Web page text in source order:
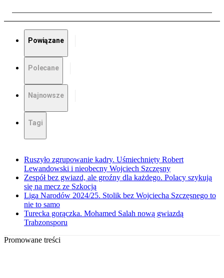
Powiązane
Polecane
Najnowsze
Tagi
Ruszyło zgrupowanie kadry. Uśmiechnięty Robert
Lewandowski i nieobecny Wojciech Szczęsny
Zespół bez gwiazd, ale groźny dla każdego. Polacy szykują
się na mecz ze Szkocją
Liga Narodów 2024/25. Stolik bez Wojciecha Szczęsnego to
nie to samo
Turecka gorączka. Mohamed Salah nową gwiazdą
Trabzonsporu
Promowane treści